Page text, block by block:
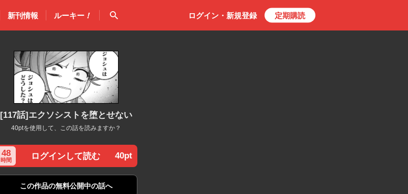
新刊情報 ルーキー！ 検索 ログイン・ 新規登録 定期購読
[117話]エクソシストを堕とせない
40ptを使用して、この話を読みますか？
48
時間 ログインして読む 40pt
この作品の無料公開中の話へ